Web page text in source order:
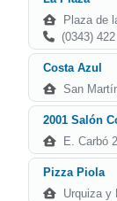
Plaza de
(0343)
Costa Azul
San
2001 Salón
E. Carbó
Pizza Piola
Urquiza y